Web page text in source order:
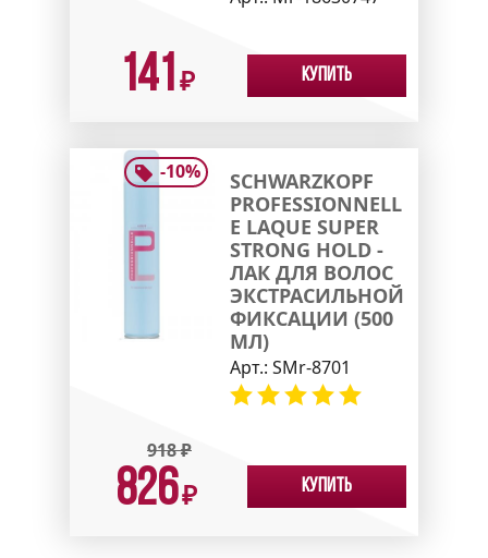
141 ₽ Купить
-10%
SCHWARZKOPF
PROFESSIONNELL
E LAQUE SUPER
STRONG HOLD -
ЛАК ДЛЯ ВОЛОС
ЭКСТРАСИЛЬНОЙ
ФИКСАЦИИ (500
МЛ)
Арт.: SMr-8701
918₽
826₽ Купить